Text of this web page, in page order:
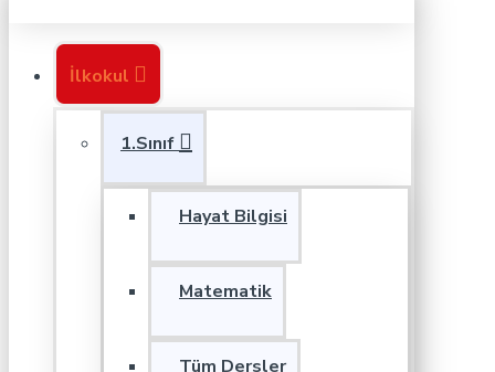
İlkokul
1.Sınıf
Hayat Bilgisi
Matematik
Tüm Dersler